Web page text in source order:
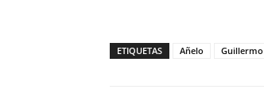
ETIQUETAS Añelo